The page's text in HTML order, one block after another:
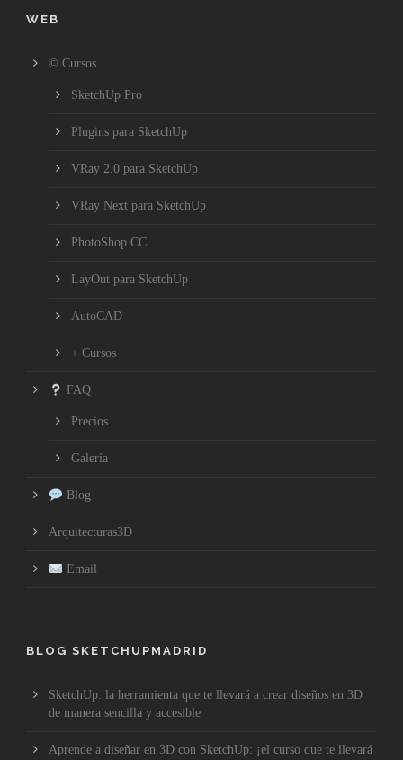
WEB
© Cursos
SketchUp Pro
Plugins para SketchUp
VRay 2.0 para SketchUp
VRay Next para SketchUp
PhotoShop CC
LayOut para SketchUp
AutoCAD
+ Cursos
FAQ
Precios
Galería
Blog
Arquitecturas3D
Email
BLOG SKETCHUPMADRID
SketchUp: la herramienta que te llevará a crear diseños en 3D
de manera sencilla y accesible
Aprende a diseñar en 3D con SketchUp: ¡el curso que te llevará